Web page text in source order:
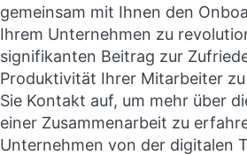
gemeinsam mit Ihnen den
Ihrem Unternehmen zu
signifikanten Beitrag zur
Produktivität Ihrer Mitarbeiter
Sie Kontakt auf, um mehr über
einer Zusammenarbeit zu
Unternehmen von der digitalen